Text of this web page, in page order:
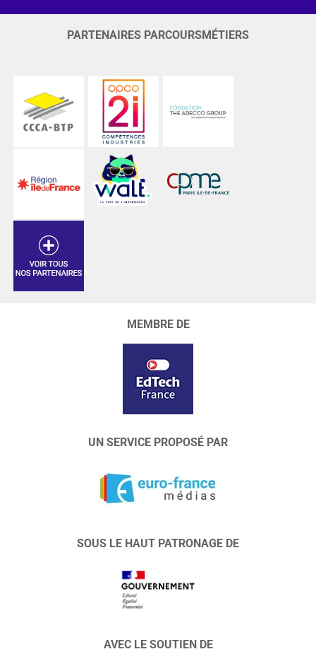
PARTENAIRES PARCOURSMÉTIERS
MEMBRE DE
UN SERVICE PROPOSÉ PAR
SOUS LE HAUT PATRONAGE DE
AVEC LE SOUTIEN DE